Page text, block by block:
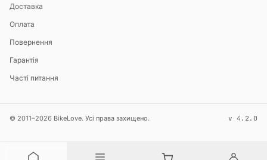
Доставка
Оплата
Повернення
Гарантія
Часті питання
© 2011–2026 BikeLove. Усі права захищено. v 4.2.0